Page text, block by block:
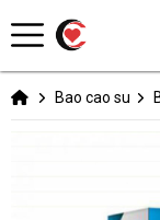
Bao cao su